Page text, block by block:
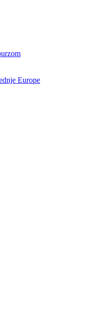
Europe